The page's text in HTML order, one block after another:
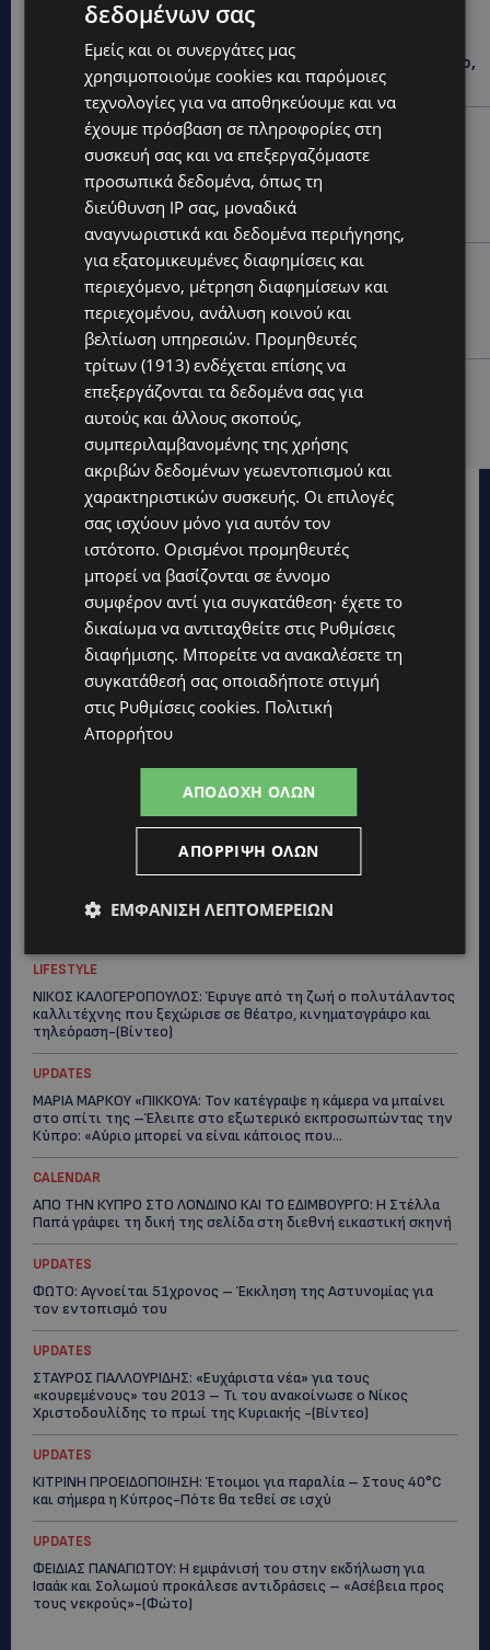
LIFESTYLE
ΝΙΚΟΣ ΚΑΛΟΓΕΡΟΠΟΥΛΟΣ: Έφυγε από τη ζωή ο
πολυτάλαντος καλλιτέχνης που ξεχώρισε σε θέατρο,
κινηματογράφο και τηλεόραση-(Bίντεο)
UPDATES
ΜΑΡΙΑ ΜΑΡΚΟΥ «ΠΙΚΚΟΥΑ: Τον κατέγραψε η κάμερα να
μπαίνει στο σπίτι της –Έλειπε στο εξωτερικό
εκπροσωπώντας την Κύπρο: «Αύριο μπορεί να είναι
κάποιος που...
CALENDAR
ΑΠΟ ΤΗΝ ΚΥΠΡΟ ΣΤΟ ΛΟΝΔΙΝΟ ΚΑΙ ΤΟ ΕΔΙΜΒΟΥΡΓΟ: Η
Στέλλα Παπά γράφει τη δική της σελίδα στη διεθνή
εικαστική σκηνή
UPDATES
ΦΩΤΟ: Αγνοείται 51χρονος – Έκκληση της
Αστυνομίας για τον εντοπισμό του
ΦΡΑΓΜΑ ΚΛΗΡΟΥ: Πήγαν για ψάρεμα και άφησαν πίσω τους
LIFESTYLE
ΝΙΚΟΣ ΚΑΛΟΓΕΡΟΠΟΥΛΟΣ: Έφυγε από τη ζωή ο πολυτάλαντος
καλλιτέχνης που ξεχώρισε σε θέατρο, κινηματογράφο και
τηλεόραση-(Bίντεο)
UPDATES
ΜΑΡΙΑ ΜΑΡΚΟΥ «ΠΙΚΚΟΥΑ: Τον κατέγραψε η κάμερα να μπαίνει
στο σπίτι της –Έλειπε στο εξωτερικό εκπροσωπώντας την
Κύπρο: «Αύριο μπορεί να είναι κάποιος που...
CALENDAR
ΑΠΟ ΤΗΝ ΚΥΠΡΟ ΣΤΟ ΛΟΝΔΙΝΟ ΚΑΙ ΤΟ ΕΔΙΜΒΟΥΡΓΟ: Η Στέλλα
Παπά γράφει τη δική της σελίδα στη διεθνή εικαστική σκηνή
UPDATES
ΦΩΤΟ: Αγνοείται 51χρονος – Έκκληση της Αστυνομίας για
τον εντοπισμό του
UPDATES
ΣΤΑΥΡΟΣ ΓΙΑΛΛΟΥΡΙΔΗΣ: «Ευχάριστα νέα» για τους
«κουρεμένους» του 2013 – Τι του ανακοίνωσε ο Νίκος
Χριστοδουλίδης το πρωί της Κυριακής -(Βίντεο)
UPDATES
ΚΙΤΡΙΝΗ ΠΡΟΕΙΔΟΠΟΙΗΣΗ: Έτοιμοι για παραλία – Στους 40°C
και σήμερα η Κύπρος-Πότε θα τεθεί σε ισχύ
UPDATES
ΦΕΙΔΙΑΣ ΠΑΝΑΓΙΩΤΟΥ: Η εμφάνισή του στην εκδήλωση για
Ισαάκ και Σολωμού προκάλεσε αντιδράσεις – «Ασέβεια προς
τους νεκρούς»-(Φώτο)
δεδομένων σας
Εμείς και οι συνεργάτες μας
χρησιμοποιούμε cookies και παρόμοιες
τεχνολογίες για να αποθηκεύουμε και να
έχουμε πρόσβαση σε πληροφορίες στη
συσκευή σας και να επεξεργαζόμαστε
προσωπικά δεδομένα, όπως τη
διεύθυνση IP σας, μοναδικά
αναγνωριστικά και δεδομένα περιήγησης,
για εξατομικευμένες διαφημίσεις και
περιεχόμενο, μέτρηση διαφημίσεων και
περιεχομένου, ανάλυση κοινού και
βελτίωση υπηρεσιών. Προμηθευτές
τρίτων (1913) ενδέχεται επίσης να
επεξεργάζονται τα δεδομένα σας για
αυτούς και άλλους σκοπούς,
συμπεριλαμβανομένης της χρήσης
ακριβών δεδομένων γεωεντοπισμού και
χαρακτηριστικών συσκευής. Οι επιλογές
σας ισχύουν μόνο για αυτόν τον
ιστότοπο. Ορισμένοι προμηθευτές
μπορεί να βασίζονται σε έννομο
συμφέρον αντί για συγκατάθεση· έχετε το
δικαίωμα να αντιταχθείτε στις Ρυθμίσεις
διαφήμισης. Μπορείτε να ανακαλέσετε τη
συγκατάθεσή σας οποιαδήποτε στιγμή
στις Ρυθμίσεις cookies. Πολιτική
Απορρήτου
ΑΠΟΔΟΧΉ ΌΛΩΝ
ΑΠΌΡΡΙΨΗ ΌΛΩΝ
ΕΜΦΆΝΙΣΗ ΛΕΠΤΟΜΕΡΕΙΏΝ